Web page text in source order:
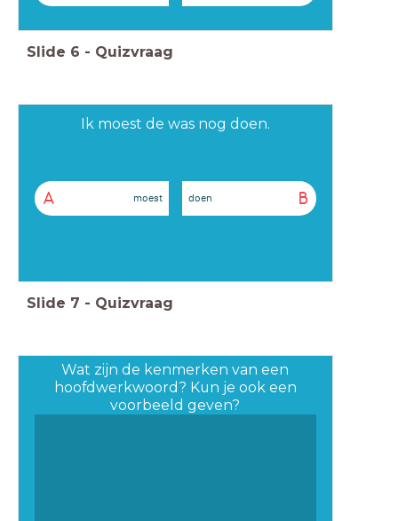
Slide 6 - Quizvraag
Ik moest de was nog doen.
A moest B
doen
Slide 7 - Quizvraag
Wat zijn de kenmerken van een
hoofdwerkwoord? Kun je ook een
voorbeeld geven?